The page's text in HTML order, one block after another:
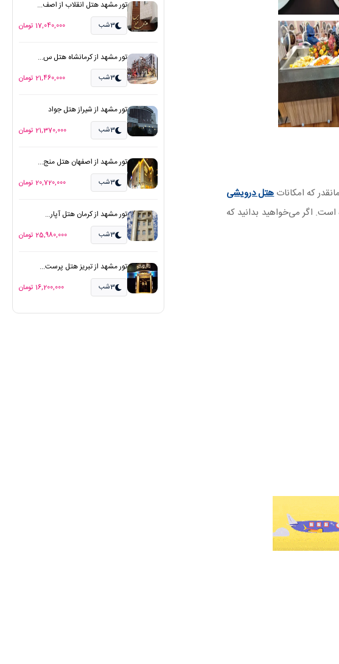
که امکاناتهتل درویشی
هتل‌های 5 ستاره است. اگر می‌خواهید بدانید که
تور مشهد هتل انقلاب از اصف...
3شب 17,040,000 تومان
تور مشهد از کرمانشاه هتل س...
3شب 21,460,000 تومان
تور مشهد از شیراز هتل جواد
3شب 21,370,000 تومان
تور مشهد از اصفهان هتل منج...
3شب 20,720,000 تومان
تور مشهد از کرمان هتل آپار...
3شب 25,980,000 تومان
تور مشهد از تبریز هتل پرست...
3شب 16,200,000 تومان